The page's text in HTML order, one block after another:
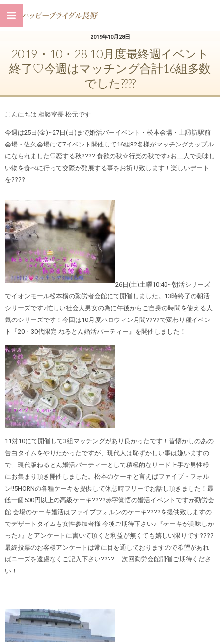
2019年10月28日
2019・10・28 10月度最終週イベント
終了♡今週はマッチング合計16組多数
でした????
こんにちは 相談室長 松元です
今週は25日(金)~27日(日)まで婚活バーイベント・松本会場・上諏訪駅前
会場・佐久会場にて7イベント開催して16組32名様がマッチングカップル
になられました♡恋する秋???? 食欲の秋☆行楽の秋です♪お二人で美味し
い物を食べに行って交際が発展する事をお祈り致します！楽しいデート
を????
26日(土)土曜10:40~朝活シリーズ
でイオンモール松本横の勤労者会館にて開催しました。13時終了の朝活
シリーズです♪忙しい社会人男女の為に午後からご自身の時間を使える人
気のシリーズです！今回は10月度ハロウィン月間????で変わり種イベン
ト『20・30代限定 ねるとん婚活パーティー』を開催しました！
11対10にて開催して3組マッチングがあり良かったです！昔懐かしのあの
告白タイムをやりたかったですが、現代人は恥ずかしい事は嫌いますの
で、現代版ねるとん婚活パーティーとして積極的なリード上手な男性様
にお集まり頂き開催しました。松本のケーキと言えばファイブ・フォル
ン‼︎5HORNの各種ケーキを提供して休憩時フリーでお話し頂きました！最
低一個500円以上の高級ケーキ????赤字覚悟の婚活イベントですが勤労会
館 会場のケーキ婚活はファイブフォルンのケーキ????を提供致しますの
でデザートタイムも女性参加者様 今後ご期待下さい♪『ケーキが美味しか
った♪』とアンケートに書いて頂くと利益が無くても嬉しい限りです????
最終投票のお客様アンケートは常に目を通しておりますので希望があれ
ばニーズを遠慮なくご記入下さい???? 次回勤労会館開催ご期待くださ
い！